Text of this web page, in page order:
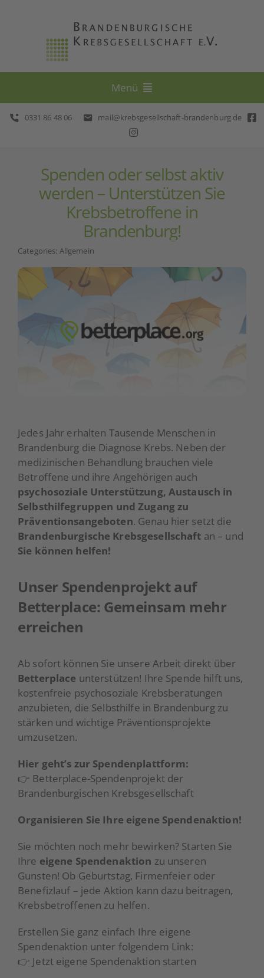
Menü
Beratung
Prävention
Veranstaltungen
Über uns
0331 86 48 06 mail@krebsgesellschaft-brandenburg.de
Spenden oder selbst aktiv
werden – Unterstützen Sie
Krebsbetroffene in
Brandenburg!
Categories: Allgemein
Jedes Jahr erhalten Tausende Menschen in
Brandenburg die Diagnose Krebs. Neben der
medizinischen Behandlung brauchen viele
Betroffene und ihre Angehörigen auch
psychosoziale Unterstützung, Austausch in
Selbsthilfegruppen und Zugang zu
Präventionsangeboten. Genau hier setzt die
Brandenburgische Krebsgesellschaft an – und
Sie können helfen!
Unser Spendenprojekt auf
Betterplace: Gemeinsam mehr
erreichen
Ab sofort können Sie unsere Arbeit direkt über
Betterplace unterstützen! Ihre Spende hilft uns,
kostenfreie psychosoziale Krebsberatungen
anzubieten, die Selbsthilfe in Brandenburg zu
stärken und wichtige Präventionsprojekte
umzusetzen.
Hier geht’s zur Spendenplattform:
👉 Betterplace-Spendenprojekt der
Brandenburgischen Krebsgesellschaft
Organisieren Sie Ihre eigene Spendenaktion!
Sie möchten noch mehr bewirken? Starten Sie
Ihre eigene Spendenaktion zu unseren
Gunsten! Ob Geburtstag, Firmenfeier oder
Benefizlauf – jede Aktion kann dazu beitragen,
Krebsbetroffenen zu helfen.
Erstellen Sie ganz einfach Ihre eigene
Spendenaktion unter folgendem Link:
👉 Jetzt eigene Spendenaktion starten